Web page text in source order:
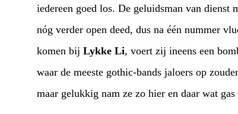
nóg verder open deed, dus na één nummer vluchtten wij, net als velen, de
komen bij Lykke Li, voert zij ineens een bombastische rockshow op, inclusief windmachine en heftige lichtshow,
waar de meeste gothic-bands jaloers op zouden zijn. De subtiliteiten van haar songs gingen dus
maar gelukkig nam ze zo hier en daar wat